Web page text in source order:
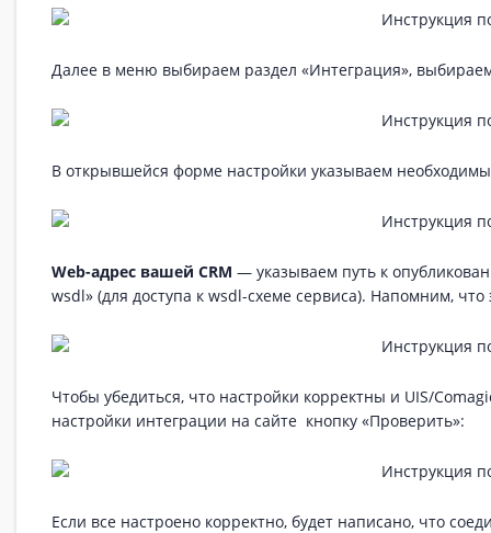
Далее в меню выбираем раздел «Интеграция»,
В открывшейся форме настройки указываем
Web-адрес вашей CRM — указываем путь к
wsdl» (для доступа к wsdl-схеме сервиса). Напомним,
Чтобы убедиться, что настройки корректны и UIS/
настройки интеграции на сайте кнопку «Проверить»:
Если все настроено корректно, будет написано, что